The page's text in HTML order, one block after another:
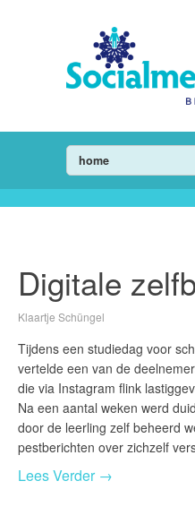
home
Digitale
Klaartje Schüngel
Tijdens een studiedag voor
vertelde een van de
die via Instagram flink
Na een aantal weken werd
door de leerling zelf beheerd
pestberichten over zichzelf
Lees Verder →